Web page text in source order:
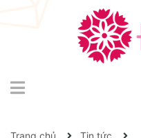
Trang chủ
Tin tức